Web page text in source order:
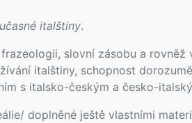
italštiny.
slovní zásobu a
italštiny, schopnost
s italsko-českým a česko-
doplněné ještě vlastními